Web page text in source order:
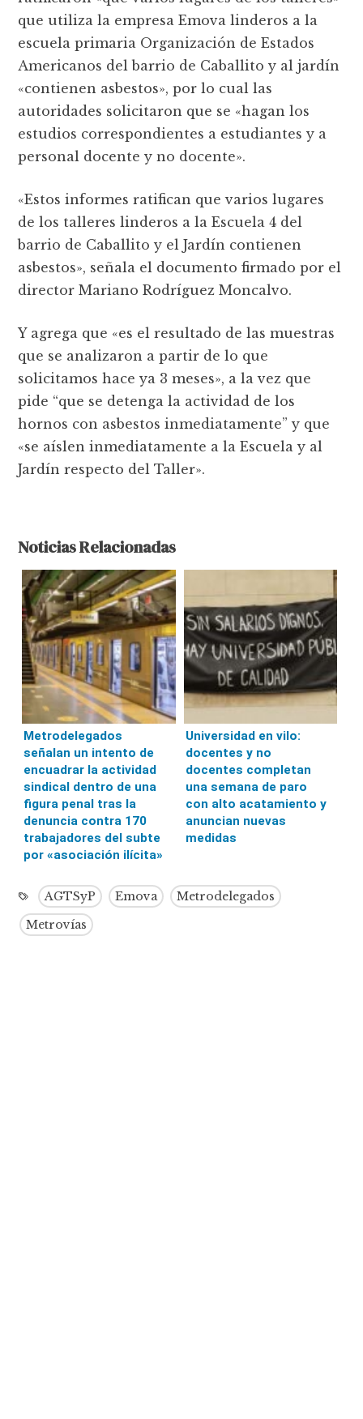
que utiliza la empresa Emova linderos a la
escuela primaria Organización de Estados
Americanos del barrio de Caballito y al jardín
«contienen asbestos», por lo cual las
autoridades solicitaron que se «hagan los
estudios correspondientes a estudiantes y a
personal docente y no docente».
«Estos informes ratifican que varios lugares
de los talleres linderos a la Escuela 4 del
barrio de Caballito y el Jardín contienen
asbestos», señala el documento firmado por el
director Mariano Rodríguez Moncalvo.
Y agrega que «es el resultado de las muestras
que se analizaron a partir de lo que
solicitamos hace ya 3 meses», a la vez que
pide “que se detenga la actividad de los
hornos con asbestos inmediatamente” y que
«se aíslen inmediatamente a la Escuela y al
Jardín respecto del Taller».
Noticias Relacionadas
Metrodelegados
señalan un intento de
encuadrar la actividad
sindical dentro de una
figura penal tras la
denuncia contra 170
trabajadores del subte
por «asociación ilícita»
Universidad en vilo:
docentes y no
docentes completan
una semana de paro
con alto acatamiento y
anuncian nuevas
medidas
AGTSyP Emova
Metrodelegados
Metrovías